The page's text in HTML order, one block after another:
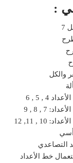
7
والكل
4 , 5 , 6
7 , 8 , 9
10 , 11, 12
التصاعدي
خط الأعداد